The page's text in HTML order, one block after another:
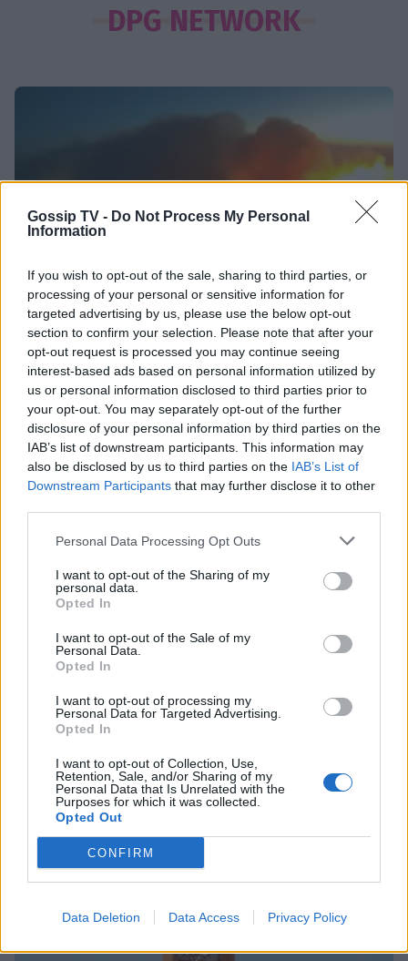
Gossip TV - Do Not Process My Personal
Information
If you wish to opt-out of the sale, sharing to third parties, or
processing of your personal or sensitive information for
targeted advertising by us, please use the below opt-out
section to confirm your selection. Please note that after your
opt-out request is processed you may continue seeing
interest-based ads based on personal information utilized by
us or personal information disclosed to third parties prior to
your opt-out. You may separately opt-out of the further
disclosure of your personal information by third parties on the
IAB’s list of downstream participants. This information may
also be disclosed by us to third parties on the IAB’s List of
Downstream Participants that may further disclose it to other
Personal Data Processing Opt Outs
I want to opt-out of the Sharing of my
personal data.
Opted In
I want to opt-out of the Sale of my
Personal Data.
Opted In
I want to opt-out of processing my
Personal Data for Targeted Advertising.
Opted In
I want to opt-out of Collection, Use,
Retention, Sale, and/or Sharing of my
Personal Data that Is Unrelated with the
Purposes for which it was collected.
Opted Out
CONFIRM
Data Deletion Data Access Privacy Policy
Κρίνο και αγκάθι: Επιστρέφει μετά
τη φυλακή και δύο οικογένειες
οι haters λογοτεχνικό σκουπίδι»
TV Land: Αυτοί είναι οι ηθοποιοί που
πρωταγωνιστούν στη νέα σατιρική
κωμωδία της ΕΡΤ
SHOWBIZ
Idra Kayne: Παίρνω τον όποιο φόβο
και τον κάνω δύναμη
Νταγκ και Τζούλι Πιτ: Τα αδέλφια του
Μπραντ Πιτ που επέλεξαν μια
αλλιώτικη ζωή! Με τι ασχολούνται
SHOWBIZ
αντιμετωπίζω τα πάντα με χαμόγελο
SHOWBIZ
Λάμπρος Κωνσταντάρας: Τα πρώτα
γενέθλια χωρίς τον πατέρα
του-«Xωρίς εσένα, σαν να μην είναι
γιορτές»
DPG NETWORK
Τι είναι το «σύννεφο φωτιάς» -pyrocumulus ή
πυροσωρείτης: Δείτε βίντεο της πυρκαγιάς στον
Κιθαιρώνα
Οι παικταράδες που δεν έγιναν ποτέ οι θρύλοι που
περιμέναμε